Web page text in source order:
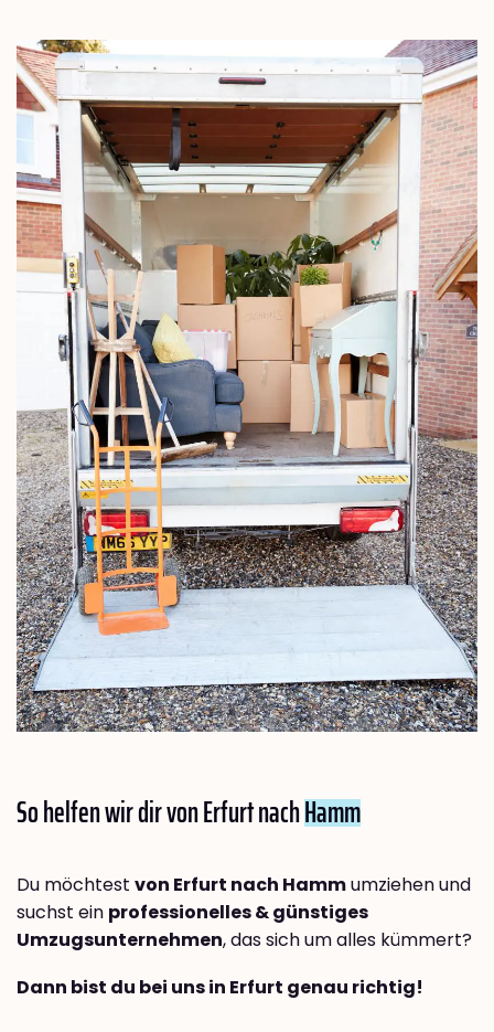
So helfen wir dir von Erfurt nachHamm
Du möchtest von Erfurt nach Hammumziehen und
suchst ein professionelles & günstiges
Umzugsunternehmen, das sich um alles kümmert?
Dann bist du bei uns in Erfurt genau richtig!